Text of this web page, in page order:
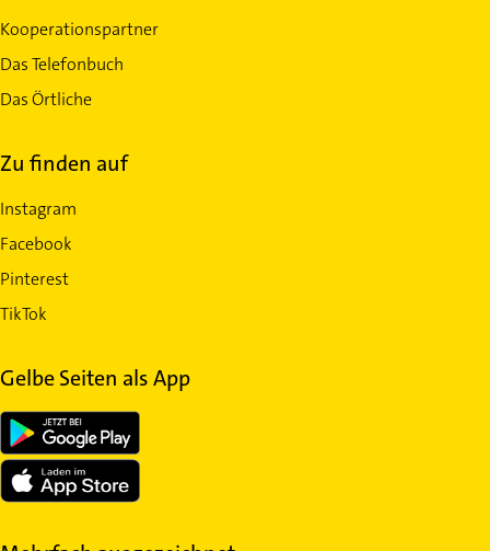
Kooperationspartner
Das Telefonbuch
Das Örtliche
Zu finden auf
Instagram
Facebook
Pinterest
TikTok
Gelbe Seiten als App